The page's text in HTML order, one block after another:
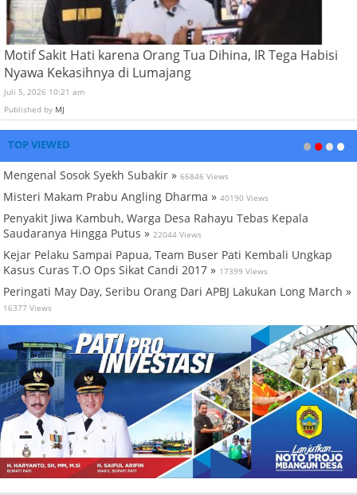
Motif Sakit Hati karena Orang Tua Dihina, IR Tega Habisi
Nyawa Kekasihnya di Lumajang
Juli 5, 2026 10:21 am
Published by MJ
TOP VIEWED
Mengenal Sosok Syekh Subakir » 66846 Views
Misteri Makam Prabu Angling Dharma » 40190 Views
Penyakit Jiwa Kambuh, Warga Desa Rahayu Tebas Kepala
Saudaranya Hingga Putus » 22044 Views
Kejar Pelaku Sampai Papua, Team Buser Pati Kembali Ungkap
Kasus Curas T.O Ops Sikat Candi 2017 » 17399 Views
Peringati May Day, Seribu Orang Dari APBJ Lakukan Long March »
16377 Views